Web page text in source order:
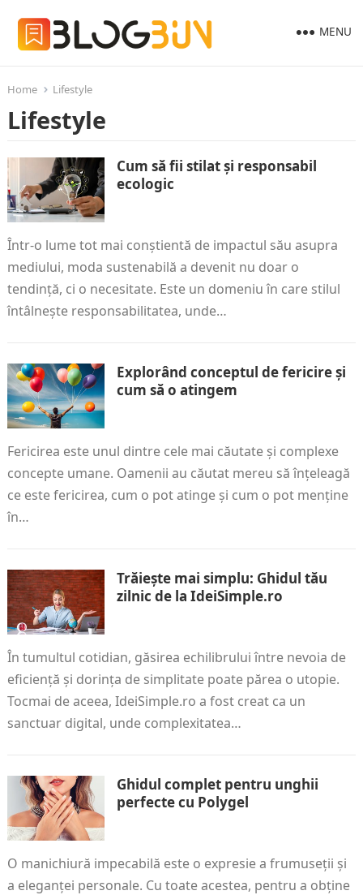
MENU
Home Lifestyle
Lifestyle
Cum să fii stilat și responsabil
ecologic
Într-o lume tot mai conștientă de impactul său asupra
mediului, moda sustenabilă a devenit nu doar o
tendință, ci o necesitate. Este un domeniu în care stilul
întâlnește responsabilitatea, unde…
Explorând conceptul de fericire și
cum să o atingem
Fericirea este unul dintre cele mai căutate și complexe
concepte umane. Oamenii au căutat mereu să înțeleagă
ce este fericirea, cum o pot atinge și cum o pot menține
în…
Trăiește mai simplu: Ghidul tău
zilnic de la IdeiSimple.ro
În tumultul cotidian, găsirea echilibrului între nevoia de
eficiență și dorința de simplitate poate părea o utopie.
Tocmai de aceea, IdeiSimple.ro a fost creat ca un
sanctuar digital, unde complexitatea…
Ghidul complet pentru unghii
perfecte cu Polygel
O manichiură impecabilă este o expresie a frumuseții și
a eleganței personale. Cu toate acestea, pentru a obține